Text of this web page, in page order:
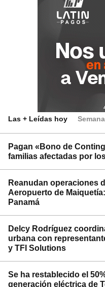
Las + Leídas hoy
Pagan «Bono de
familias afectadas por
Reanudan operaciones
Aeropuerto de
Panamá
Delcy Rodríguez
urbana con
y TFI Solutions
Se ha restablecido el
generación eléctrica de